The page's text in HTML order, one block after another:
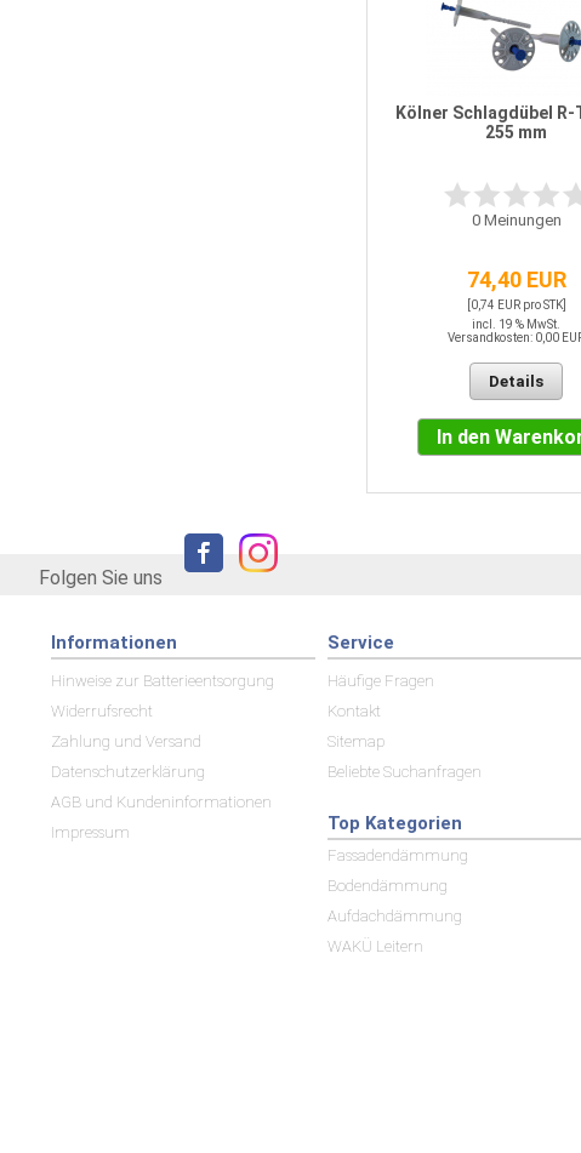
Kölner Schlagdübel R-
255 mm
0Meinungen
74,40 EUR
[0,74 EUR pro STK]
incl. 19 % MwSt.
Versandkosten: 0,00
Details
In den
Folgen Sie uns
Informationen
Hinweise zur Batterieentsorgung
Widerrufsrecht
Zahlung und Versand
Datenschutzerklärung
AGB und Kundeninformationen
Impressum
Service
Häufige Fragen
Kontakt
Sitemap
Beliebte Suchanfragen
Top Kategorien
Fassadendämmung
Bodendämmung
Aufdachdämmung
WAKÜ Leitern